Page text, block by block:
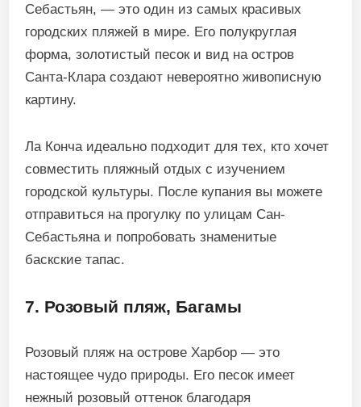
Себастьян, — это один из самых красивых
городских пляжей в мире. Его полукруглая
форма, золотистый песок и вид на остров
Санта-Клара создают невероятно живописную
картину.
Ла Конча идеально подходит для тех, кто хочет
совместить пляжный отдых с изучением
городской культуры. После купания вы можете
отправиться на прогулку по улицам Сан-
Себастьяна и попробовать знаменитые
баскские тапас.
7. Розовый пляж, Багамы
Розовый пляж на острове Харбор — это
настоящее чудо природы. Его песок имеет
нежный розовый оттенок благодаря